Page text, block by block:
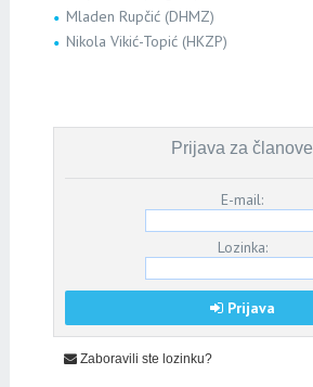
Mladen Rupčić (DHMZ)
Nikola Vikić-Topić (HKZP)
Prijava za članove
E-mail:
Lozinka:
Prijava
Zaboravili ste lozinku?